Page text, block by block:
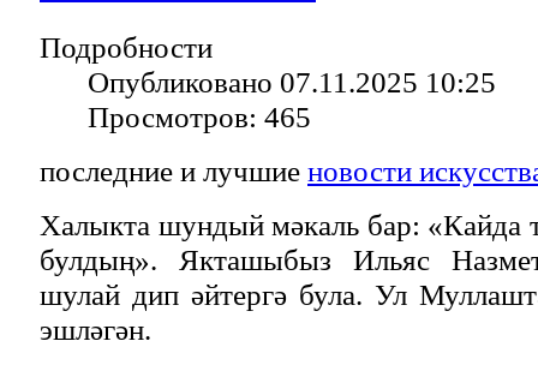
Подробности
Опубликовано 07.11.2025 10:25
Просмотров: 465
последние и лучшие новости
Халыкта шундый мәкаль бар: «Кайда
булдың». Якташыбыз Ильяс
шулай дип әйтергә була. Ул
эшләгән.